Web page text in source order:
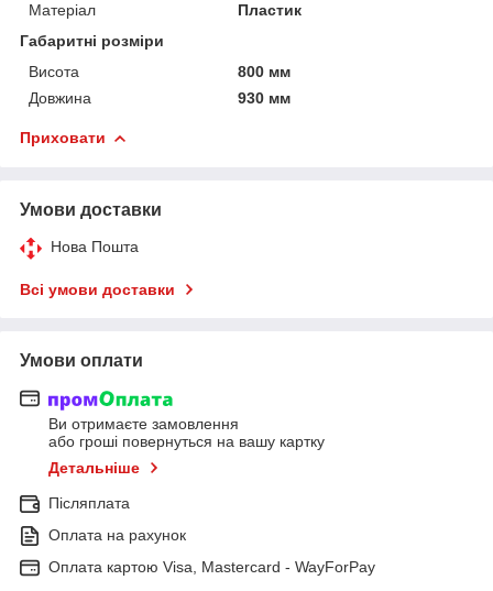
Матеріал
Пластик
Габаритні розміри
Висота
800 мм
Довжина
930 мм
Приховати
Умови доставки
Нова Пошта
Всі умови доставки
Умови оплати
Ви отримаєте замовлення
або гроші повернуться на вашу картку
Детальніше
Післяплата
Оплата на рахунок
Оплата картою Visa, Mastercard - WayForPay